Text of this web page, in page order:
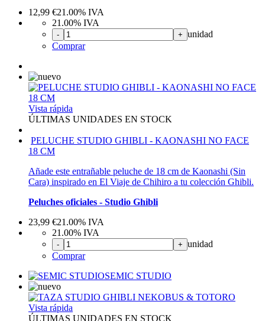
12,99 €21.00% IVA
21.00% IVA
- + unidad
Comprar
Vista rápida
ÚLTIMAS UNIDADES EN STOCK
PELUCHE STUDIO GHIBLI - KAONASHI NO FACE
18 CM
Añade este entrañable peluche de 18 cm de Kaonashi (Sin
Cara) inspirado en El Viaje de Chihiro a tu colección Ghibli.
Peluches oficiales - Studio Ghibli
23,99 €21.00% IVA
21.00% IVA
- + unidad
Comprar
SEMIC STUDIO
Vista rápida
ÚLTIMAS UNIDADES EN STOCK